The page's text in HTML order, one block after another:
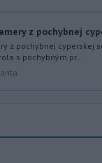
z pochybnej
z pochybnej cyperskej
s pochybným pr...